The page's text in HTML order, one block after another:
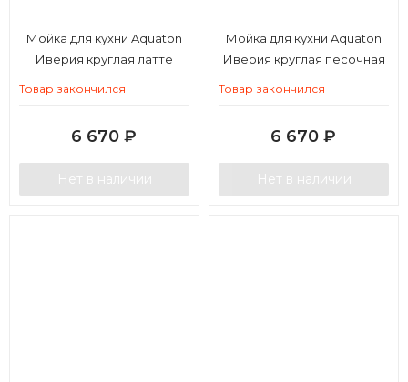
Мойка для кухни Aquaton
Иверия круглая латте
Товар закончился
6 670 ₽
Нет в наличии
Мойка для кухни Aquaton
Иверия круглая песочная
Товар закончился
6 670 ₽
Нет в наличии